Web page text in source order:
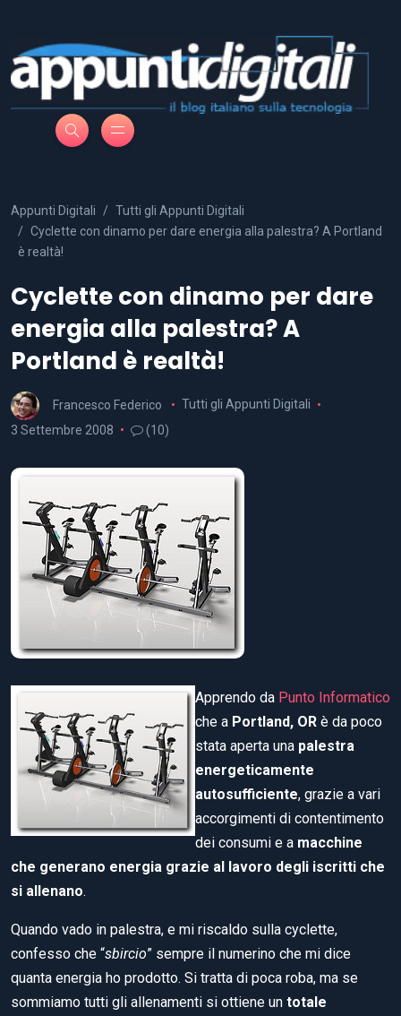
Appunti Digitali
Tutti gli Appunti Digitali
Cyclette con dinamo per dare energia alla palestra? A Portland
è realtà!
Cyclette con dinamo per dare
energia alla palestra? A
Portland è realtà!
Francesco Federico
Tutti gli Appunti Digitali
3 Settembre 2008
(10)
Apprendo da Punto Informatico
che a Portland, OR è da poco
stata aperta una palestra
energeticamente
autosufficiente, grazie a vari
accorgimenti di contentimento
dei consumi e a macchine
che generano energia grazie al lavoro degli iscritti che
si allenano.
Quando vado in palestra, e mi riscaldo sulla cyclette,
confesso che “sbircio” sempre il numerino che mi dice
quanta energia ho prodotto. Si tratta di poca roba, ma se
sommiamo tutti gli allenamenti si ottiene un totale